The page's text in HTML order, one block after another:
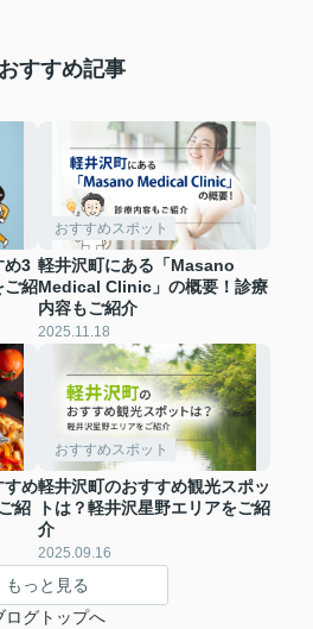
すすめ記事
め3
ご紹
おすすめスポット
軽井沢町にある「Masano
Medical Clinic」の概要！診療
内容もご紹介
2025.11.18
すめ
紹
おすすめスポット
軽井沢町のおすすめ観光スポッ
トは？軽井沢星野エリアをご紹
介
2025.09.16
もっと見る
ログトップへ